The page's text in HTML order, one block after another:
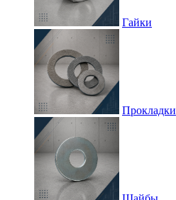
Гайки
Прокладки